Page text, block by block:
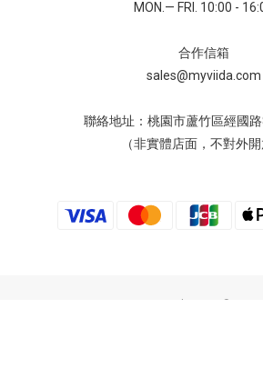
MON.— FRI. 10:00 -
合作信箱
sales@myviida.com
聯絡地址：桃園市蘆竹區經國
（非實體店面，不對外開